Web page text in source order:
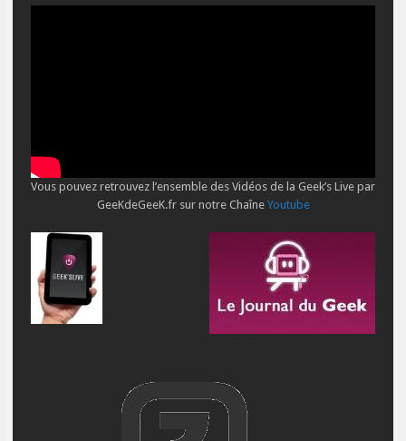
Vous pouvez retrouvez l’ensemble des Vidéos de la Geek’s Live par
GeeKdeGeeK.fr sur notre Chaîne Youtube